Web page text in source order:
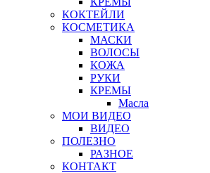
КОКТЕЙЛИ
КОСМЕТИКА
МАСКИ
ВОЛОСЫ
КОЖА
РУКИ
КРЕМЫ
Масла
МОИ ВИДЕО
ВИДЕО
ПОЛЕЗНО
РАЗНОЕ
КОНТАКТ